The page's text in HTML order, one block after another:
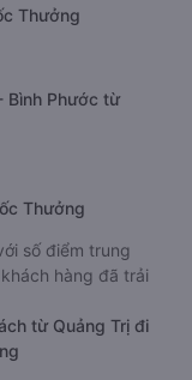
Thưởng
Bình Phước từ
Thưởng
số điểm trung
hàng đã trải
từ Quảng Trị đi